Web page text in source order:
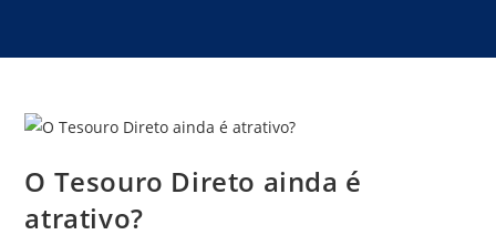
O Tesouro Direto ainda é
atrativo?